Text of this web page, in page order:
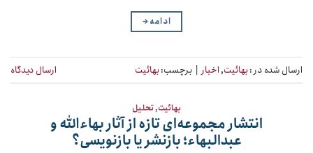
ادامه→
ارسال شده در :بهائیت, اخبار | برچسب:بهائیت ارسال دیدگاه
بهائیت,تحلیل
انتشار مجموعه‌ای تازه از آثار بهاءالله و
عبدالبهاء؛ بازنشر یا بازنویسی؟